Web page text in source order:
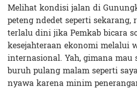
Melihat kondisi jalan di
peteng ndedet seperti sekarang,
terlalu dini jika Pemkab bicara
kesejahteraan ekonomi melalui
internasional. Yah, gimana mau
buruh pulang malam seperti
nyawa karena minim